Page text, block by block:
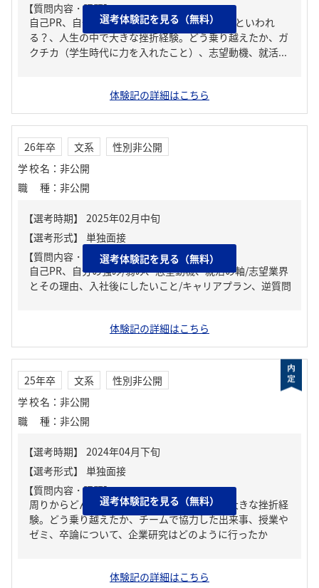
【質問内容・課題】
自己PR、自分の強み/弱み、周りからどんな人といわれ
る？、人生の中で大きな挫折経験。どう乗り越えたか、ガ
クチカ（学生時代に力を入れたこと）、志望動機、就活...
選考体験記を見る（無料）
体験記の詳細はこちら
26年卒 文系
性別非公開
学校名 ： 非公開
職種 ： 非公開
【質問内容・課題】
自己PR、自分の強み/弱み、志望動機、就活の軸/志望業界
とその理由、入社後にしたいこと/キャリアプラン、逆質問
選考体験記を見る（無料）
体験記の詳細はこちら
25年卒 文系
性別非公開
学校名 ： 非公開
職種 ： 非公開
【質問内容・課題】
周りからどんな人といわれる？、人生の中で大きな挫折経
験。どう乗り越えたか、チームで協力した出来事、授業や
ゼミ、卒論について、企業研究はどのように行ったか
選考体験記を見る（無料）
体験記の詳細はこちら